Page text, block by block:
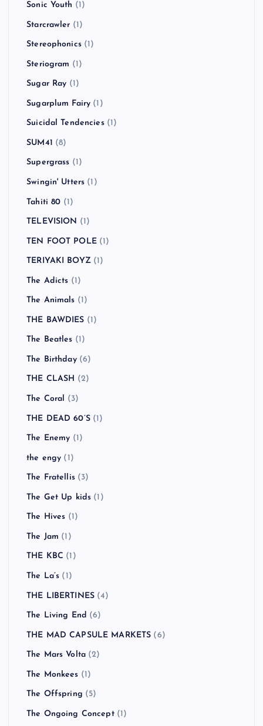
Sonic Youth (1)
Starcrawler (1)
Stereophonics(1)
Steriogram (1)
Sugar Ray (1)
Sugarplum Fairy (1)
Suicidal Tendencies(1)
SUM41 (8)
Supergrass (1)
Swingin' Utters (1)
Tahiti 80 (1)
TELEVISION (1)
TEN FOOT POLE(1)
TERIYAKI BOYZ(1)
The Adicts (1)
The Animals (1)
THE BAWDIES (1)
The Beatles (1)
The Birthday(6)
THE CLASH (2)
The Coral (3)
THE DEAD 60’S(1)
The Enemy (1)
the engy (1)
The Fratellis(3)
The Get Up kids (1)
The Hives (1)
The Jam (1)
THE KBC (1)
The La’s (1)
THE LIBERTINES (4)
The Living End (6)
THE MAD CAPSULE MARKETS (6)
The Mars Volta (2)
The Monkees (1)
The Offspring (5)
The Ongoing Concept(1)